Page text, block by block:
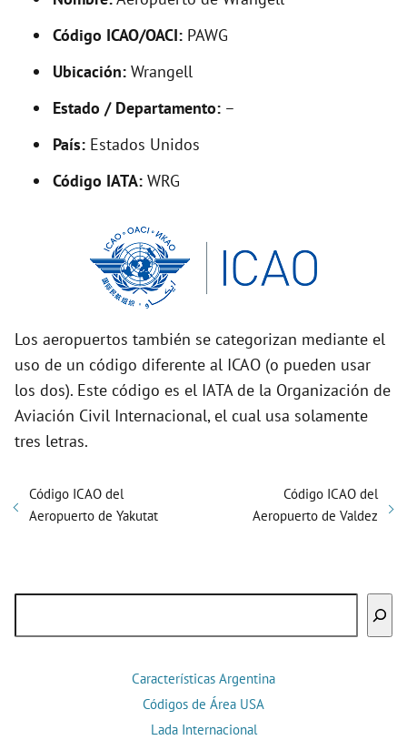
i
Código ICAO/OACI: PAWG
Ubicación: Wrangell
Estado / Departamento: –
País: Estados Unidos
Código IATA: WRG
Los aeropuertos también se categorizan mediante el
uso de un código diferente al ICAO (o pueden usar
los dos). Este código es el IATA de la Organización de
Aviación Civil Internacional, el cual usa solamente
tres letras.
Código ICAO del
Aeropuerto de Yakutat
Código ICAO del
Aeropuerto de Valdez
Características Argentina
Códigos de Área USA
Lada Internacional